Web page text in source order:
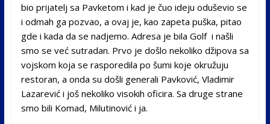
bio prijatelj sa Pavketom i kad je čuo ideju oduševio se
i odmah ga pozvao, a ovaj je, kao zapeta puška, pitao
gde i kada da se nadjemo. Adresa je bila Golf i našli
smo se već sutradan. Prvo je došlo nekoliko džipova sa
vojskom koja se rasporedila po šumi koje okružuju
restoran, a onda su došli generali Pavković, Vladimir
Lazarević i još nekoliko visokih oficira. Sa druge strane
smo bili Komad, Milutinović i ja.